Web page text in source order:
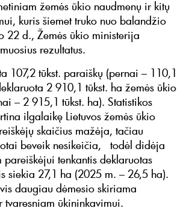
žemės ūkio naudmenų ir kitų
kuris šiemet truko nuo balandžio
22 d., Žemės ūkio ministerija
rezultatus.
107,2 tūkst. paraiškų (pernai – 110,1
2 910,1 tūkst. ha žemės ūkio
– 2 915,1 tūkst. ha). Statistikos
ilgalaikę Lietuvos žemės ūkio
skaičius mažėja, tačiau
beveik nesikeičia, todėl didėja
tenkantis deklaruotas
siekia 27,1 ha (2025 m. – 26,5 ha).
daugiau dėmesio skiriama
ūkininkavimui.